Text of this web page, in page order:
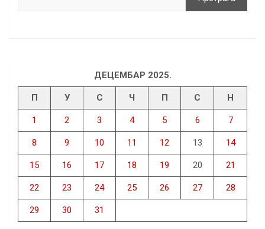
ДЕЦЕМБАР 2025.
П У С Ч П С Н
1 2 3 4 5 6 7
8 9 10 11 12 13 14
15 16 17 18 19 20 21
22 23 24 25 26 27 28
29 30 31